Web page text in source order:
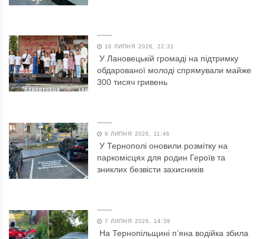
16 ЛИПНЯ 2026, 22:31
У Лановецькій громаді на підтримку
обдарованої молоді спрямували майже
300 тисяч гривень
9 ЛИПНЯ 2026, 11:46
У Тернополі оновили розмітку на
паркомісцях для родин Героїв та
зниклих безвісти захисників
7 ЛИПНЯ 2026, 14:39
На Тернопільщині п’яна водійка збила